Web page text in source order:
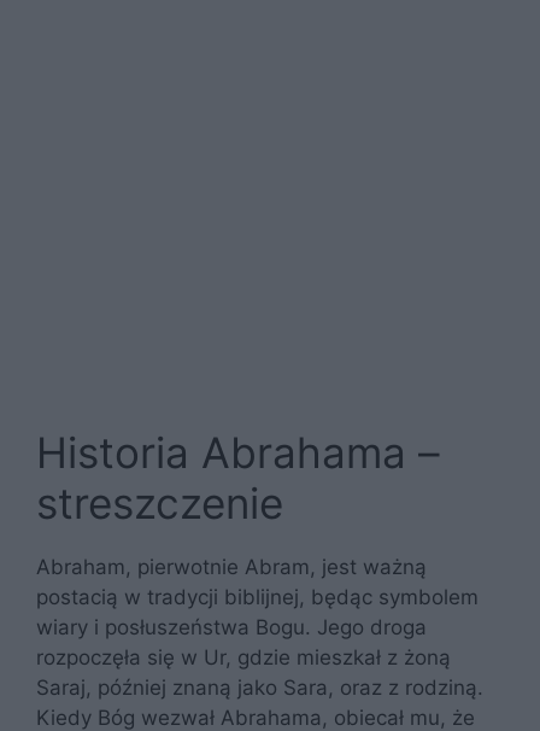
Historia Abrahama –
streszczenie
Abraham, pierwotnie Abram, jest ważną
postacią w tradycji biblijnej, będąc symbolem
wiary i posłuszeństwa Bogu. Jego droga
rozpoczęła się w Ur, gdzie mieszkał z żoną
Saraj, później znaną jako Sara, oraz z rodziną.
Kiedy Bóg wezwał Abrahama, obiecał mu, że